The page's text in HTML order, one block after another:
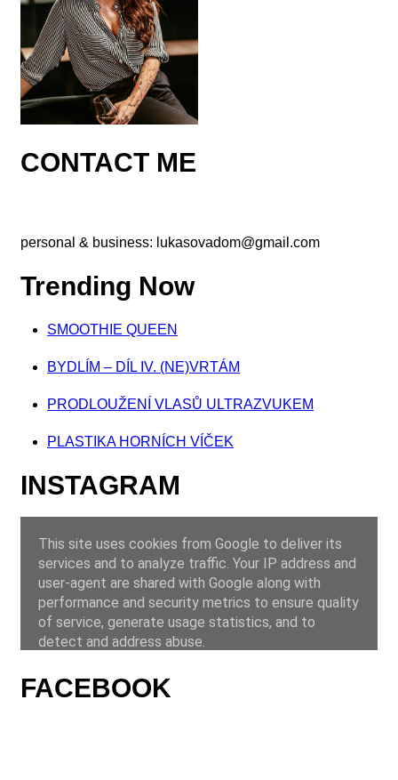
CONTACT ME
personal & business: lukasovadom@gmail.com
Trending Now
SMOOTHIE QUEEN
BYDLÍM – DÍL IV. (NE)VRTÁM
PRODLOUŽENÍ VLASŮ ULTRAZVUKEM
PLASTIKA HORNÍCH VÍČEK
INSTAGRAM
FACEBOOK